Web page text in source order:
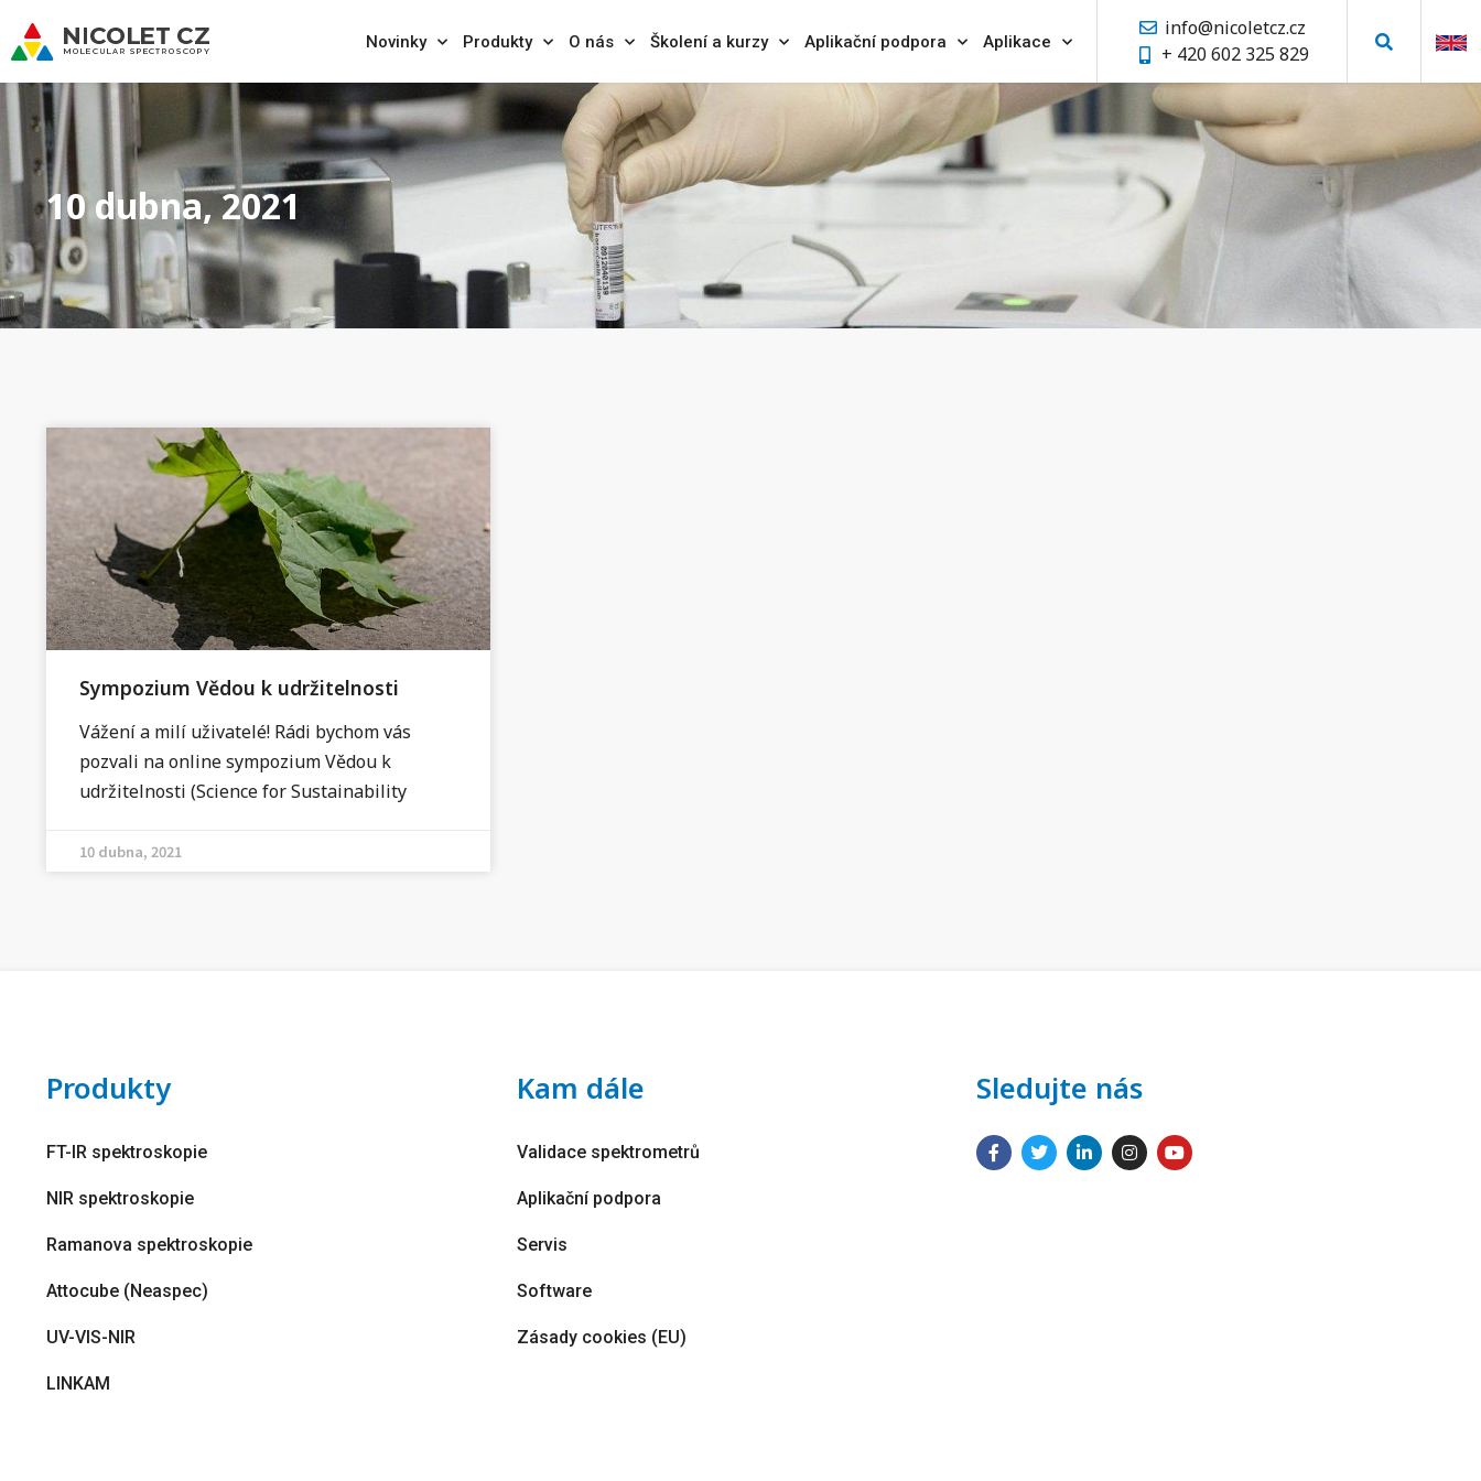
Novinky Produkty O nás Školení a kurzy Aplikační podpora Aplikace
info@nicoletcz.cz
+ 420 602 325 829
10 dubna, 2021
Sympozium Vědou k udržitelnosti
Vážení a milí uživatelé! Rádi bychom vás
pozvali na online sympozium Vědou k
udržitelnosti (Science for Sustainability
10 dubna, 2021
Produkty
FT-IR spektroskopie
NIR spektroskopie
Ramanova spektroskopie
Attocube (Neaspec)
UV-VIS-NIR
LINKAM
Kam dále
Validace spektrometrů
Aplikační podpora
Servis
Software
Zásady cookies (EU)
Sledujte nás